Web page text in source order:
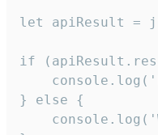
let apiResult =
if
} else {